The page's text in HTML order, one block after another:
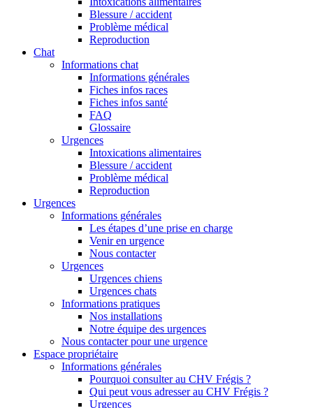
Blessure / accident
Problème médical
Reproduction
Chat
Informations chat
Informations générales
Fiches infos races
Fiches infos santé
FAQ
Glossaire
Urgences
Intoxications alimentaires
Blessure / accident
Problème médical
Reproduction
Urgences
Informations générales
Les étapes d’une prise en charge
Venir en urgence
Nous contacter
Urgences
Urgences chiens
Urgences chats
Informations pratiques
Nos installations
Notre équipe des urgences
Nous contacter pour une urgence
Espace propriétaire
Informations générales
Pourquoi consulter au CHV Frégis ?
Qui peut vous adresser au CHV Frégis ?
Urgences